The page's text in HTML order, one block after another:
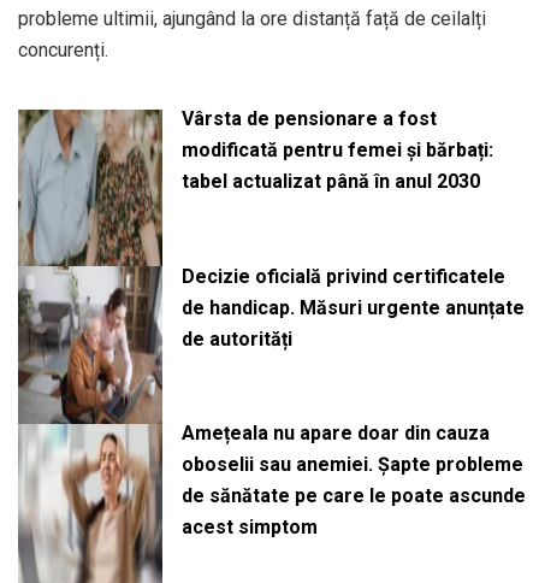
probleme ultimii, ajungând la ore distanță față de ceilalți
concurenți.
Vârsta de pensionare a fost
modificată pentru femei și bărbați:
tabel actualizat până în anul 2030
Decizie oficială privind certificatele
de handicap. Măsuri urgente anunțate
de autorități
Amețeala nu apare doar din cauza
oboselii sau anemiei. Șapte probleme
de sănătate pe care le poate ascunde
acest simptom